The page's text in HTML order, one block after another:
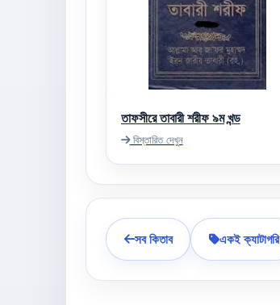
তাফসীরে তাবারী শরীফ ৯ম খন্ড
বিস্তারিত দেখুন
সব কিতাব একই ক্যাটাগরি